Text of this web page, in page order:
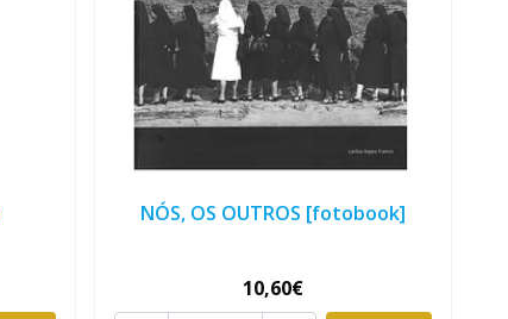
NÓS, OS OUTROS [fotobook]
10,60€